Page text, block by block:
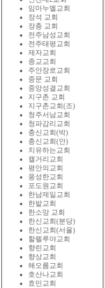
임마누엘교회
장석 교회
장충 교회
전주남성교회
전주태평교회
제자교회
종교교회
주안장로교회
중문 교회
중앙성결교회
지구촌 교회
지구촌교회(조)
청주서남교회
청파감리교회
충신교회(박)
충신교회(안)
치유하는교회
캘거리교회
평안의교회
풍성한교회
포도원교회
한남제일교회
한밭교회
한소망 교회
한신교회(분당)
한신교회(서울)
할렐루야교회
향린교회
향상교회
해오름교회
호산나교회
효민교회